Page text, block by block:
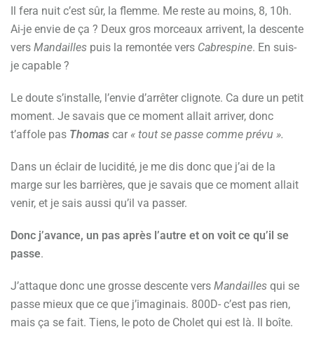
Il fera nuit c’est sûr, la flemme. Me reste au moins, 8, 10h.
Ai-je envie de ça ? Deux gros morceaux arrivent, la descente
vers Mandailles puis la remontée vers Cabrespine. En suis-
je capable ?
Le doute s’installe, l’envie d’arrêter clignote. Ca dure un petit
moment. Je savais que ce moment allait arriver, donc
t’affole pas Thomas car« tout se passe comme prévu ».
Dans un éclair de lucidité, je me dis donc que j’ai de la
marge sur les barrières, que je savais que ce moment allait
venir, et je sais aussi qu’il va passer.
Donc j’avance, un pas après l’autre et on voit ce qu’il se
passe.
J’attaque donc une grosse descente vers Mandailles qui se
passe mieux que ce que j’imaginais. 800D- c’est pas rien,
mais ça se fait. Tiens, le poto de Cholet qui est là. Il boîte.